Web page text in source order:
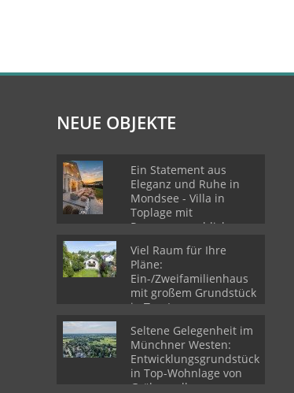
NEUE OBJEKTE
Ein Statement aus
Eleganz und Ruhe in
Mondsee - Villa in
Toplage mit
Panoramaausblick
Viel Raum für Ihre
Pläne:
Ein-/Zweifamilienhaus
mit großem Grundstück
in Top-Lage von
Seltene Gelegenheit im
Münchner Westen:
Entwicklungsgrundstück
in Top-Wohnlage von
Gröbenzell